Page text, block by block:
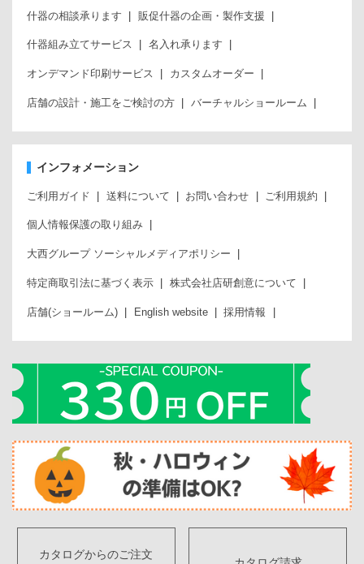
什器の相談承ります 販促什器の企画・製作支援
什器組み立てサービス 名入れ承ります
オンデマンド印刷サービス カスタムオーダー
店舗の設計・施工をご検討の方 バーチャルショールーム
インフォメーション
ご利用ガイド 送料について お問い合わせ ご利用規約
個人情報保護の取り組み
大西グループ ソーシャルメディアポリシー
特定商取引法に基づく表示 株式会社店研創意について
店舗(ショールーム) English website 採用情報
カタログからのご注文